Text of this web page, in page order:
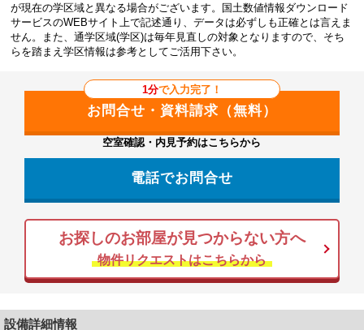
が現在の学区域と異なる場合がございます。国土数値情報ダウンロード
サービスのWEBサイト上で記述通り、データは必ずしも正確とは言えま
せん。また、通学区域(学区)は毎年見直しの対象となりますので、そち
らを踏まえ学区情報は参考としてご活用下さい。
1分で入力完了！
空室確認・内見予約はこちらから
電話でお問合せ
お探しのお部屋が見つからない方へ
物件リクエストはこちらから
設備詳細情報